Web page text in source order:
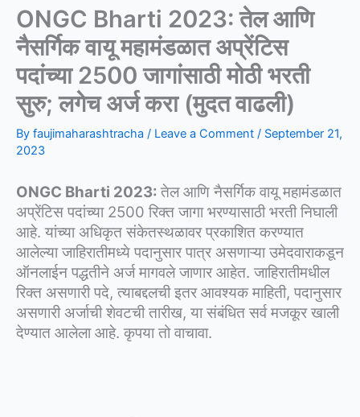
ONGC Bharti 2023: तेल आणि
नैसर्गिक वायू महामंडळात अप्रेंटिस
पदांच्या 2500 जागांसाठी मोठी भरती
सुरु; लगेच अर्ज करा (मुदत वाढली)
By faujimaharashtracha / Leave a Comment / September 21,
2023
ONGC Bharti 2023: तेल आणि नैसर्गिक वायू महामंडळात
अप्रेंटिस पदांच्या 2500 रिक्त जागा भरण्यासाठी भरती निघाली
आहे. यांच्या अधिकृत संकेतस्थळावर प्रकाशित करण्यात
आलेल्या जाहिरातीमध्ये पदानुसार पात्र असणाऱ्या उमेदवाराकडून
ऑनलाईन पद्धतीने अर्ज मागवले जाणार आहेत. जाहिरातीमधील
रिक्त असणारी पदे, त्याबद्दलची इतर आवश्यक माहिती, पदानुसार
असणारी अर्जाची शेवटची तारीख, या संबंधित सर्व मजकूर खाली
देण्यात आलेला आहे. कृपया तो वाचावा.